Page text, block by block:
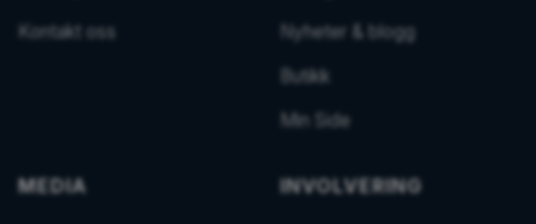
Kontakt oss
Nyheter & blogg
Butikk
Min Side
MEDIA INVOLVERING